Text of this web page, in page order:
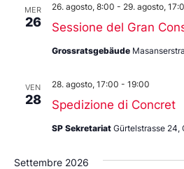
MER
26 Sessione del Gran
26. agosto, 8:00 - 29. agosto,
Grossratsgebäude
VEN
28 Spedizione di Concret
28. agosto, 17:00 - 19:00
SP Sekretariat Gürtelstrasse 24,
Settembre 2026